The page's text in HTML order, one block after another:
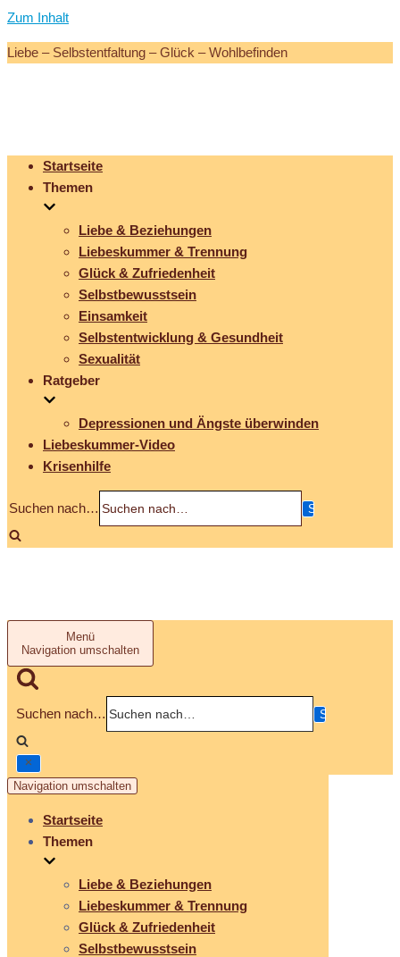
Zum Inhalt
Liebe – Selbstentfaltung – Glück – Wohlbefinden
Startseite
Themen
Liebe & Beziehungen
Liebeskummer & Trennung
Glück & Zufriedenheit
Selbstbewusstsein
Einsamkeit
Selbstentwicklung & Gesundheit
Sexualität
Ratgeber
Depressionen und Ängste überwinden
Liebeskummer-Video
Krisenhilfe
Suchen nach…
Menü
Navigation umschalten
Suchen nach…
Navigation umschalten
Startseite
Themen
Liebe & Beziehungen
Liebeskummer & Trennung
Glück & Zufriedenheit
Selbstbewusstsein